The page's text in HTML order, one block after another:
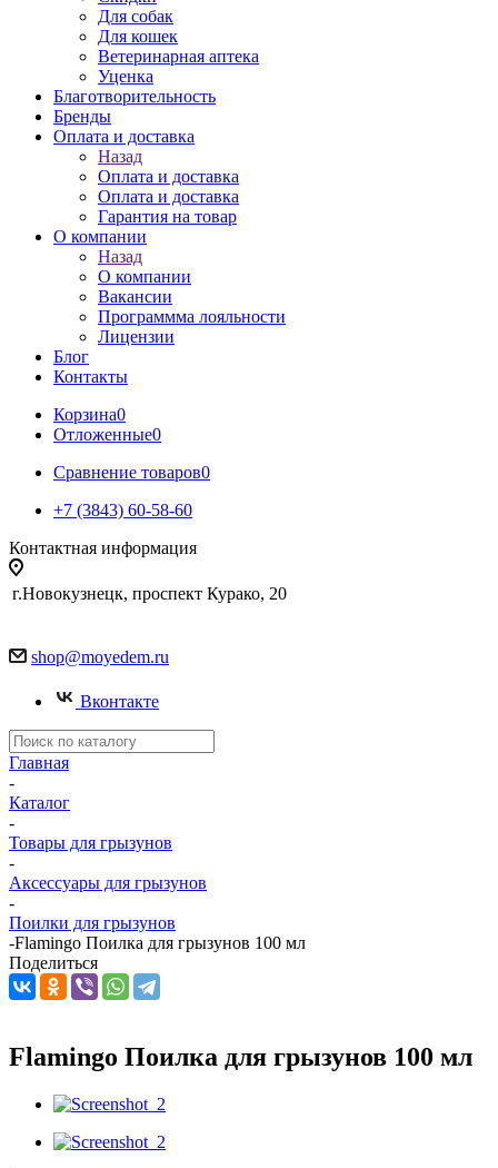
Для собак
Для кошек
Ветеринарная аптека
Уценка
Благотворительность
Бренды
Оплата и доставка
Назад
Оплата и доставка
Оплата и доставка
Гарантия на товар
О компании
Назад
О компании
Вакансии
Программма лояльности
Лицензии
Блог
Контакты
Корзина0
Отложенные0
Сравнение товаров0
+7 (3843) 60-58-60
Контактная информация
г.Новокузнецк, проспект Курако, 20
shop@moyedem.ru
Вконтакте
Главная
-
Каталог
-
Товары для грызунов
-
Аксессуары для грызунов
-
Поилки для грызунов
-Flamingo Поилка для грызунов 100 мл
Поделиться
Flamingo Поилка для грызунов 100 мл